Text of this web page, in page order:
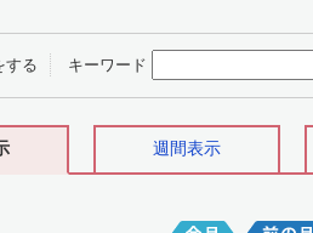
する キーワード
週間表示